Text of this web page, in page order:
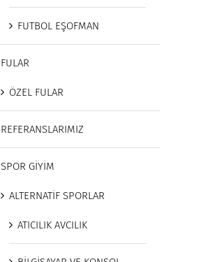
FUTBOL EŞOFMAN
FULAR
ÖZEL FULAR
REFERANSLARIMIZ
SPOR GİYİM
ALTERNATİF SPORLAR
ATICILIK AVCILIK